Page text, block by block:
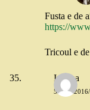
Fusta e de
https://
Tricoul e
Iuliana
5 MAI